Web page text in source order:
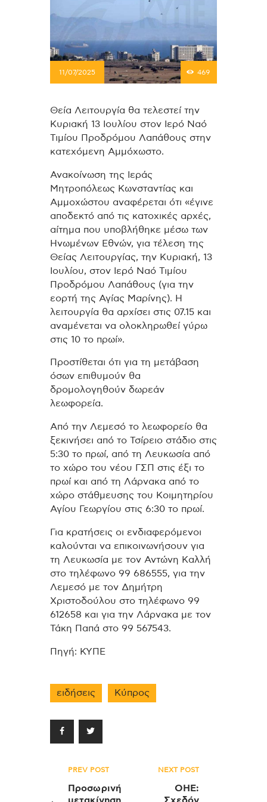
11/07/2025 469
Θεία Λειτουργία θα τελεστεί την
Κυριακή 13 Ιουλίου στον Ιερό Ναό
Τιμίου Προδρόμου Λαπάθους στην
κατεχόμενη Αμμόχωστο.
Ανακοίνωση της Ιεράς
Μητροπόλεως Κωνσταντίας και
Αμμοχώστου αναφέρεται ότι «έγινε
αποδεκτό από τις κατοχικές αρχές,
αίτημα που υποβλήθηκε μέσω των
Ηνωμένων Εθνών, για τέλεση της
Θείας Λειτουργίας, την Κυριακή, 13
Ιουλίου, στον Ιερό Ναό Τιμίου
Προδρόμου Λαπάθους (για την
εορτή της Αγίας Μαρίνης). Η
λειτουργία θα αρχίσει στις 07.15 και
αναμένεται να ολοκληρωθεί γύρω
στις 10 το πρωί».
Προστίθεται ότι για τη μετάβαση
όσων επιθυμούν θα
δρομολογηθούν δωρεάν
λεωφορεία.
Από την Λεμεσό το λεωφορείο θα
ξεκινήσει από το Τσίρειο στάδιο στις
5:30 το πρωί, από τη Λευκωσία από
το χώρο του νέου ΓΣΠ στις έξι το
πρωί και από τη Λάρνακα από το
χώρο στάθμευσης του Κοιμητηρίου
Αγίου Γεωργίου στις 6:30 το πρωί.
Για κρατήσεις οι ενδιαφερόμενοι
καλούνται να επικοινωνήσουν για
τη Λευκωσία με τον Αντώνη Καλλή
στο τηλέφωνο 99 686555, για την
Λεμεσό με τον Δημήτρη
Χριστοδούλου στο τηλέφωνο 99
612658 και για την Λάρνακα με τον
Τάκη Παπά στο 99 567543.
Πηγή: ΚΥΠΕ
ειδήσεις Κύπρος
Πλοήγηση
άρθρων
PREV POST
Προσωρινή
NEXT POST
ΟΗΕ: